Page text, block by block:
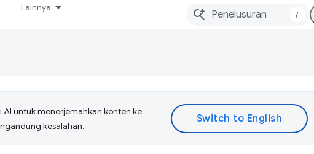
Lainnya
/
untuk menerjemahkan konten ke
kesalahan.